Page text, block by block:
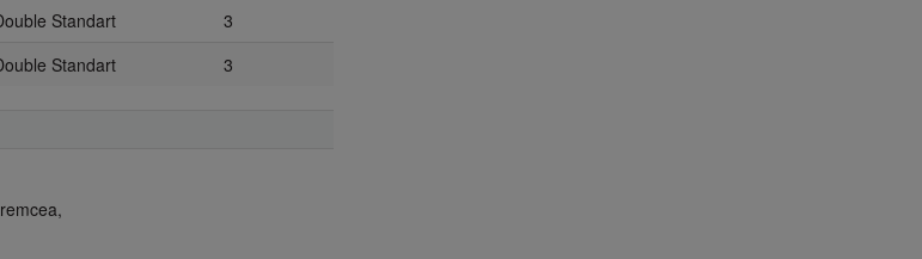
Standart
3
Standart 3